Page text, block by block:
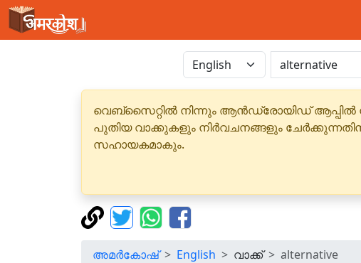
വെബ്‌സൈറ്റിൽ നിന്നും ആൻഡ്രോയിഡ്
പുതിയ വാക്കുകളും നിർവചനങ്ങളും
സഹായകമാകും.
അമർകോഷ് English വാക്ക് alternative